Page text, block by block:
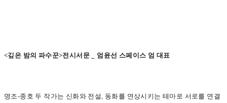
<깊은 밤의 파수꾼>전시서문 _ 엄윤선 스페이스 엄 대표
명조-종호 두 작가는 신화와 전설, 동화를 연상시키는 테마로 서로를 연결